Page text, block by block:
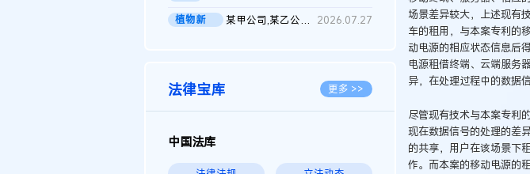
植物新
某甲公司,某乙公司,某门市部,某丙公司植物新品种临时保护期使用费... 2026.07.27
法律宝库 更多 >>
中国法库
场景差异较大，上述现有
车的租用，与本案专利的
动电源的相应状态信息后
电源租借终端、云端服务
异，在处理过程中的数据
尽管现有技术与本案专利
现在数据信号的处理的差
的共享，用户在该场景下
作。而本案的移动电源的